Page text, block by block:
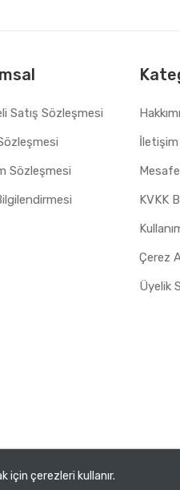
Satış Sözleşmesi
Sözleşmesi
İletişim
KVKK
Üyelik
için çerezleri kullanır.